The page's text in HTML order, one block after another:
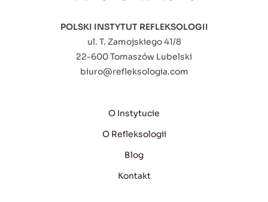
POLSKI INSTYTUT REFLEKSOLOGII
ul. T. Zamojskiego 41/8
22-600 Tomaszów Lubelski
biuro@refleksologia.com
O Instytucie
O Refleksologii
Blog
Kontakt